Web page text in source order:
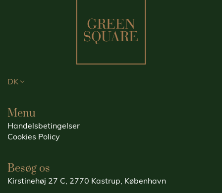
DK
Menu
Handelsbetingelser
Cookies Policy
Besøg os
Kirstinehøj 27 C, 2770 Kastrup, København